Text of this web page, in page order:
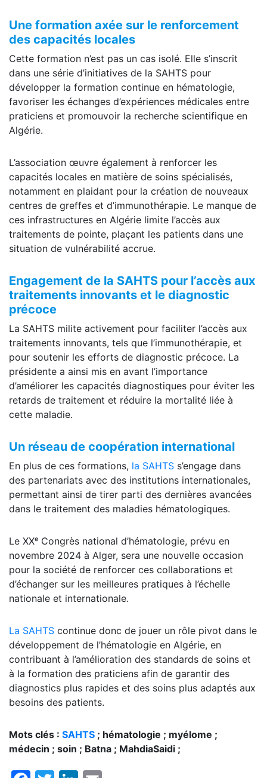
Une formation axée sur le renforcement
des capacités locales
Cette formation n’est pas un cas isolé. Elle s’inscrit
dans une série d’initiatives de la SAHTS pour
développer la formation continue en hématologie,
favoriser les échanges d’expériences médicales entre
praticiens et promouvoir la recherche scientifique en
Algérie.
L’association œuvre également à renforcer les
capacités locales en matière de soins spécialisés,
notamment en plaidant pour la création de nouveaux
centres de greffes et d’immunothérapie. Le manque de
ces infrastructures en Algérie limite l’accès aux
traitements de pointe, plaçant les patients dans une
situation de vulnérabilité accrue.
Engagement de la SAHTS pour l’accès aux
traitements innovants et le diagnostic
précoce
La SAHTS milite activement pour faciliter l’accès aux
traitements innovants, tels que l’immunothérapie, et
pour soutenir les efforts de diagnostic précoce. La
présidente a ainsi mis en avant l’importance
d’améliorer les capacités diagnostiques pour éviter les
retards de traitement et réduire la mortalité liée à
cette maladie.
Un réseau de coopération international
En plus de ces formations, la SAHTS s’engage dans
des partenariats avec des institutions internationales,
permettant ainsi de tirer parti des dernières avancées
dans le traitement des maladies hématologiques.
Le XXᵉ Congrès national d’hématologie, prévu en
novembre 2024 à Alger, sera une nouvelle occasion
pour la société de renforcer ces collaborations et
d’échanger sur les meilleures pratiques à l’échelle
nationale et internationale.
La SAHTS continue donc de jouer un rôle pivot dans le
développement de l’hématologie en Algérie, en
contribuant à l’amélioration des standards de soins et
à la formation des praticiens afin de garantir des
diagnostics plus rapides et des soins plus adaptés aux
besoins des patients.
Mots clés : SAHTS ; hématologie ; myélome ;
médecin ; soin ; Batna ; MahdiaSaidi ;